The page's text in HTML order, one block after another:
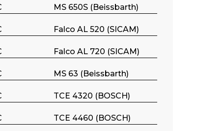
MS 650S (Beissbarth)
Falco AL 520 (SICAM)
Falco AL 720 (SICAM)
MS 63 (Beissbarth)
TCE 4320 (BOSCH)
TCE 4460 (BOSCH)